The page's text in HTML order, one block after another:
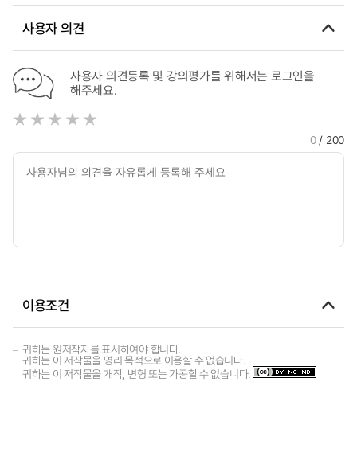
사용자 의견
사용자 의견등록 및 강의평가를 위해서는 로그인을
해주세요.
0/ 200
이용조건
귀하는 원저작자를 표시하여야 합니다.
귀하는 이 저작물을 영리 목적으로 이용할 수 없습니다.
귀하는 이 저작물을 개작, 변형 또는 가공할 수 없습니다.